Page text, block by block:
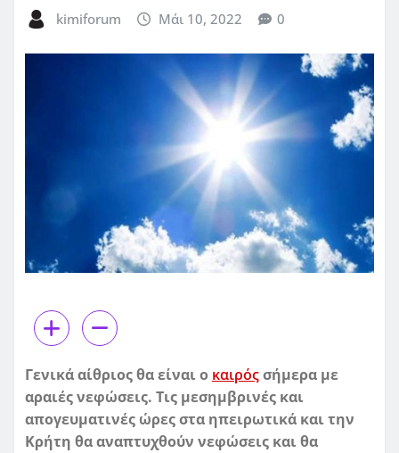
kimiforum Μάι 10, 2022 0
Γενικά αίθριος θα είναι ο καιρόςσήμερα με
αραιές νεφώσεις. Τις μεσημβρινές και
απογευματινές ώρες στα ηπειρωτικά και την
Κρήτη θα αναπτυχθούν νεφώσεις και θα